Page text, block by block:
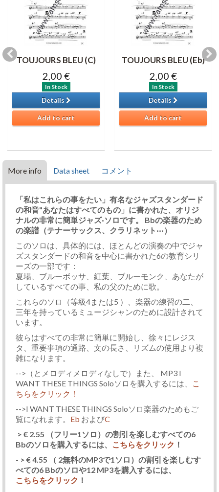
TOUJOURS BLEU (C)
2,00 €
In Stock
Details
Add to cart
TOUJOURS BLEU (Eb)
2,00 €
In Stock
Details
Add to cart
More info Data sheet コメント
「私はこれらの事をたい」有名なジャズスタンダード
の和音"あなたはすべてのもの」に書かれた、オリジ
ナルの非常に簡単ジャズ·ソロです。 Bbの楽器のため
の楽譜（テナーサックス、クラリネット···）
このソロは、具体的には、ほとんどの演奏の中でジャ
ズスタンダードの和音を中心に書かれた6の教育シリ
ーズの一部です：
夏場、ブルーボッサ、紅葉、ブルーモンク、あなたが
しているすべての事、私の父のために歌。
これらのソロ（等級4または5 ）、楽器の練習の二、
三年を持っているミュージシャンのために設計されて
います。
彼らはすべての非常に簡単に開始し、徐々にレジス
タ、重要事項の通路、文の長さ、リズムの使用より複
雑になります。
-->（とメロディメロディなしで）また、 MP3 I
WANT THESE THINGS Soloソロを購入するには、
こ
ちらをクリック！
-->I WANT THESE THINGS Soloソロ楽器のためもご
覧になれます。 Eb およびC
> € 2.55 （フリー1ソロ）の割引を楽しむすべての6
Bbのソロを購入するには、
こちらをクリック ！
- > € 4.55 （ 2無料のMP3で1ソロ）の割引を楽しむす
べての6 Bbのソロや12 MP3を購入するには、
こちらをクリック ！